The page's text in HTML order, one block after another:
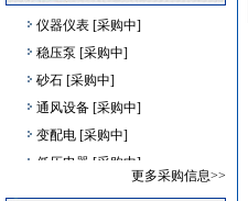
仪器仪表 [采购中]
稳压泵 [采购中]
砂石 [采购中]
通风设备 [采购中]
变配电 [采购中]
低压电器 [采购中]
[采购中]更多采购信息>>